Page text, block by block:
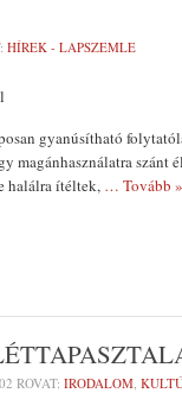
HÍREK - LAPSZEMLE
gyanúsítható
magánhasználatra szánt
halálra ítéltek, … Tovább »
ROVAT: IRODALOM,